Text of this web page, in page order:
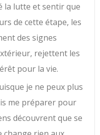
la lutte et sentir que
de cette étape, les
des signes
rejettent les
pour la vie.
je ne peux plus
me préparer pour
découvrent que se